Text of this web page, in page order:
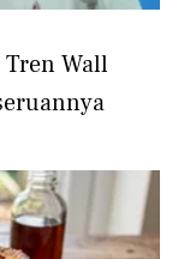
Wall